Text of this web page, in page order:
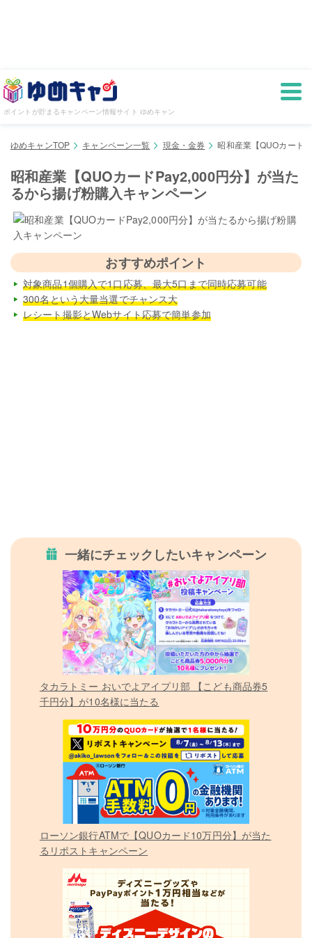
ポイントが貯まるキャンペーン情報サイト ゆめキャン
ゆめキャンTOP キャンペーン一覧 現金・金券 昭和産業【QUOカード
昭和産業【QUOカードPay2,000円分】が当た
るから揚げ粉購入キャンペーン
おすすめポイント
対象商品1個購入で1口応募、最大5口まで同時応募可能
300名という大量当選でチャンス大
レシート撮影とWebサイト応募で簡単参加
一緒にチェックしたいキャンペーン
タカラトミー おいでよアイプリ部 【こども商品券5
千円分】が10名様に当たる
ローソン銀行ATMで【QUOカード10万円分】が当た
るリポストキャンペーン